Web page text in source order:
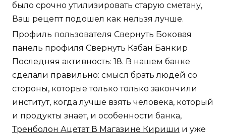
было срочно утилизировать старую сметану,
Ваш рецепт подошел как нельзя лучше.
Профиль пользователя Свернуть Боковая
панель профиля Свернуть Кабан Банкир
Последняя активность: 18. В нашем банке
сделали правильно: смысл брать людей со
стороны, которые только только закончили
институт, когда лучше взять человека, который
и продукты знает, и особенности банка,
Тренболон Ацетат В Магазине Кириши и уже